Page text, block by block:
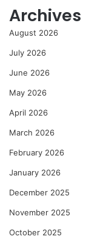
Archives
August 2026
July 2026
June 2026
May 2026
April 2026
March 2026
February 2026
January 2026
December 2025
November 2025
October 2025